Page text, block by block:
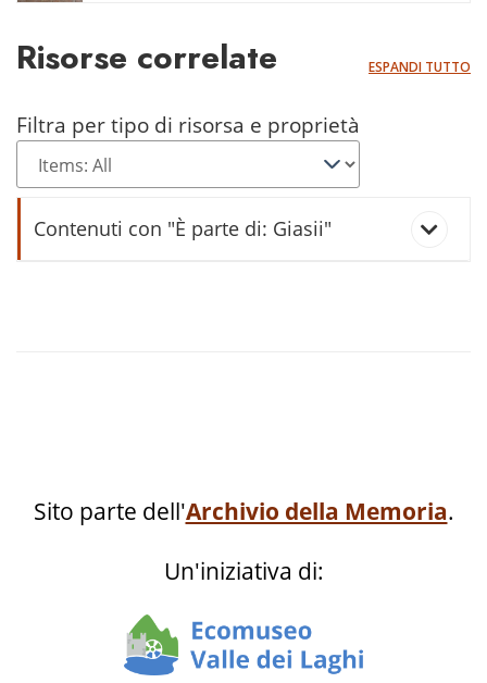
Risorse correlate ESPANDI TUTTO
Filtra per tipo di risorsa e proprietà
Contenuti con "È parte di: Giasii"
Sito parte dell'Archivio della Memoria.
Un'iniziativa di: